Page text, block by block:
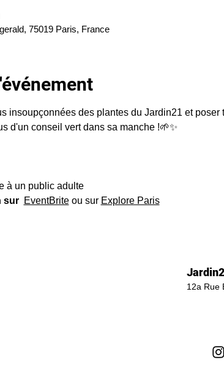
75019 Paris, France
insoupçonnées des plantes du Jardin21 et
d'un conseil vert dans sa manche !🌱✨
à un public adulte
sur
EventBrite ou sur Explore Paris
12a Rue